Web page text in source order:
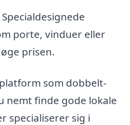
porte, vinduer eller
prisen.
som dobbelt-
nemt finde gode lokale
specialiserer sig i